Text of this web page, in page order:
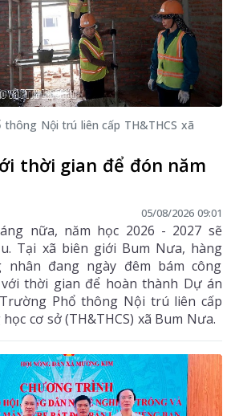
Nội trú liên cấp TH&THCS xã
thời gian để đón năm
05/08/2026 09:01
nữa, năm học 2026 - 2027 sẽ
Tại xã biên giới Bum Nưa, hàng
đang ngày đêm bám công
thời gian để hoàn thành Dự án
Phổ thông Nội trú liên cấp
cơ sở (TH&THCS) xã Bum Nưa.